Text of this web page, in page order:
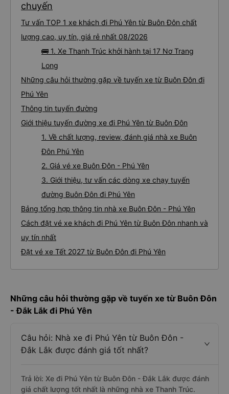
chuyến
Tư vấn TOP 1 xe khách đi Phú Yên từ Buôn Đôn chất
lượng cao, uy tín, giá rẻ nhất 08/2026
🚌 1. Xe Thanh Trúc khởi hành tại 17 Nơ Trang
Long
Những câu hỏi thường gặp về tuyến xe từ Buôn Đôn đi
Phú Yên
Thông tin tuyến đường
Giới thiệu tuyến đường xe đi Phú Yên từ Buôn Đôn
1. Về chất lượng, review, đánh giá nhà xe Buôn
Đôn Phú Yên
2. Giá vé xe Buôn Đôn - Phú Yên
3. Giới thiệu, tư vấn các dòng xe chạy tuyến
đường Buôn Đôn đi Phú Yên
Bảng tổng hợp thông tin nhà xe Buôn Đôn - Phú Yên
Cách đặt vé xe khách đi Phú Yên từ Buôn Đôn nhanh và
uy tín nhất
Đặt vé xe Tết 2027 từ Buôn Đôn đi Phú Yên
Những câu hỏi thường gặp về tuyến xe từ Buôn Đôn
- Đắk Lắk đi Phú Yên
Câu hỏi: Nhà xe đi Phú Yên từ Buôn Đôn -
Đắk Lắk được đánh giá tốt nhất?
Trả lời: Xe đi Phú Yên từ Buôn Đôn - Đắk Lắk được đánh
giá chất lượng tốt nhất là những nhà xe Thanh Trúc.